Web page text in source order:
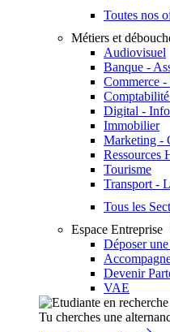
Toutes nos
Métiers et
Audiovisuel
Banque -
Commerce
Digital -
Immobilier
Marketing -
Ressources
Tourisme
Transport -
Tous les
Espace Entreprise
Déposer
Devenir
VAE
Tu cherches une